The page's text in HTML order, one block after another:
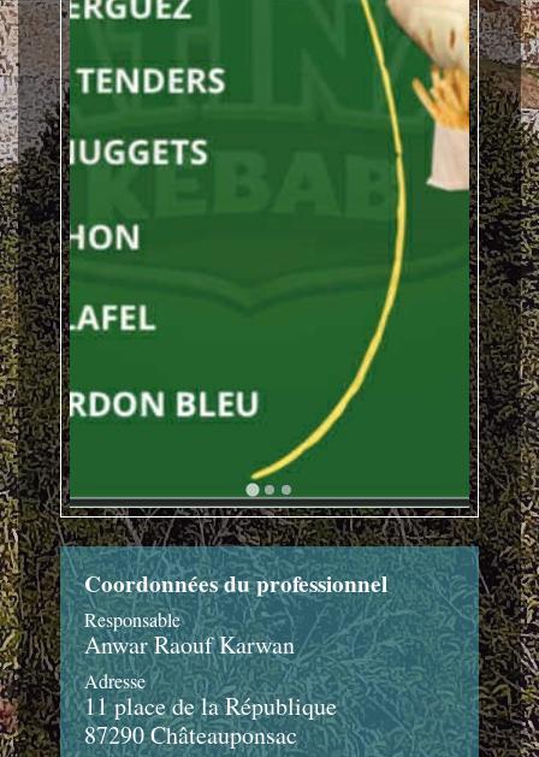
Coordonnées du professionnel
Responsable
Anwar Raouf Karwan
Adresse
11 place de la République
87290 Châteauponsac